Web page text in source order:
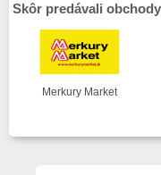
Skôr predávali
Merkury Market